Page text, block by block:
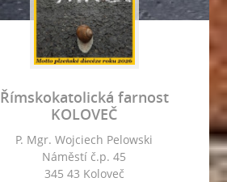
Římskokatolická farnost
KOLOVEČ
P. Mgr. Wojciech Pelowski
Náměstí č.p. 45
345 43 Koloveč